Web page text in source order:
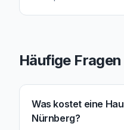
Häufige Fragen
Was kostet eine
Nürnberg?